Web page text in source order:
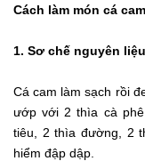
Cách làm món cá
1. Sơ chế nguyên liệu
Cá cam làm sạch rồi
ướp với 2 thìa cà
tiêu, 2 thìa đường, 2
hiểm đập dập.